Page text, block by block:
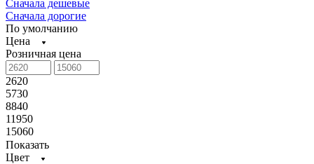
Сначала дешевые
Сначала дорогие
По умолчанию
Цена
Розничная цена
2620
5730
8840
11950
15060
Показать
Цвет